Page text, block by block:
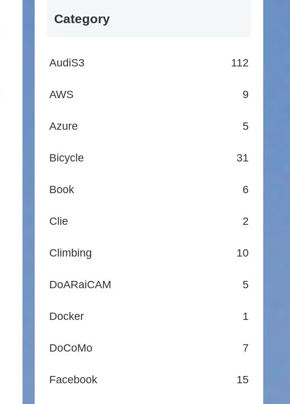
Category
AudiS3 112
AWS 9
Azure 5
Bicycle 31
Book 6
Clie 2
Climbing 10
DoARaiCAM 5
Docker 1
DoCoMo 7
Facebook 15